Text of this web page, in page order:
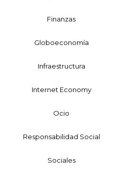
Finanzas
Globoeconomía
Infraestructura
Internet Economy
Ocio
Responsabilidad Social
Sociales